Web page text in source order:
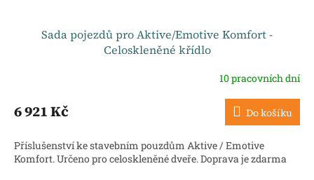
Sada pojezdů pro Aktive/Emotive Komfort -
Celoskleněné křídlo
10 pracovních dní
6 921 Kč Do košíku
Příslušenství ke stavebním pouzdům Aktive / Emotive
Komfort. Určeno pro celoskleněné dveře. Doprava je zdarma